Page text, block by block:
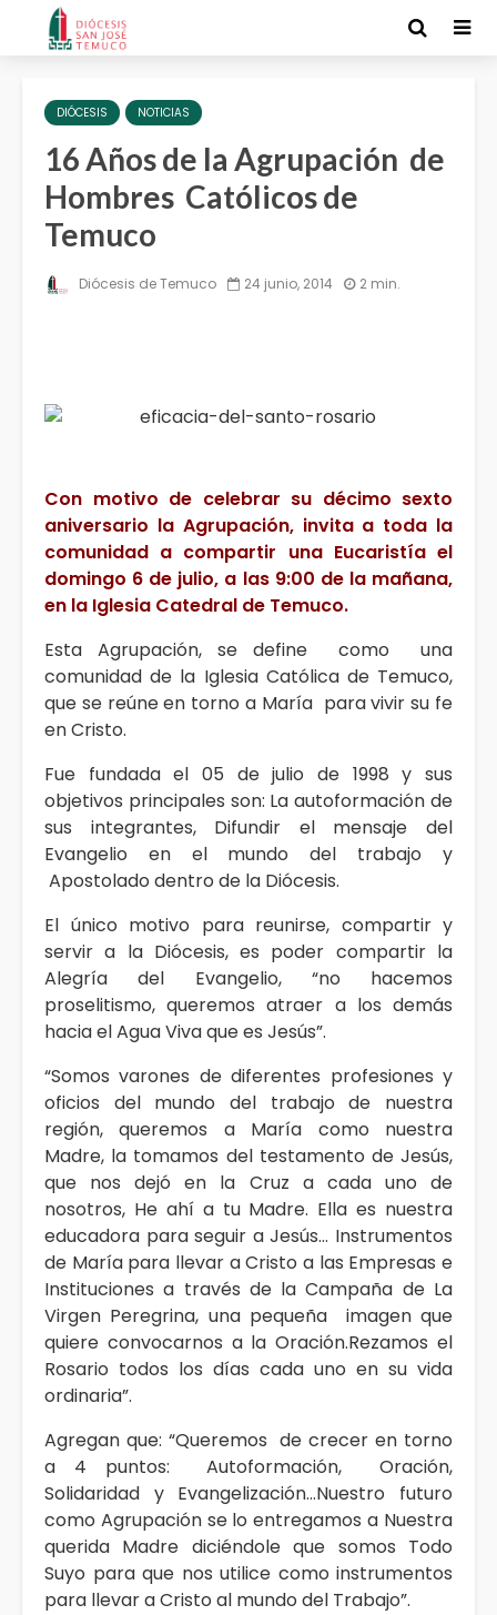
DIÓCESIS NOTICIAS
16 Años de la Agrupación de
Hombres Católicos de
Temuco
Diócesis de Temuco 24 junio, 2014 2 min.
Con motivo de celebrar su décimo sexto
aniversario la Agrupación, invita a toda la
comunidad a compartir una Eucaristía el
domingo 6 de julio, a las 9:00 de la mañana,
en la Iglesia Catedral de Temuco.
Esta Agrupación, se define como una
comunidad de la Iglesia Católica de Temuco,
que se reúne en torno a María para vivir su fe
en Cristo.
Fue fundada el 05 de julio de 1998 y sus
objetivos principales son: La autoformación de
sus integrantes, Difundir el mensaje del
Evangelio en el mundo del trabajo y
Apostolado dentro de la Diócesis.
El único motivo para reunirse, compartir y
servir a la Diócesis, es poder compartir la
Alegría del Evangelio, “no hacemos
proselitismo, queremos atraer a los demás
hacia el Agua Viva que es Jesús”.
“Somos varones de diferentes profesiones y
oficios del mundo del trabajo de nuestra
región, queremos a María como nuestra
Madre, la tomamos del testamento de Jesús,
que nos dejó en la Cruz a cada uno de
nosotros, He ahí a tu Madre. Ella es nuestra
educadora para seguir a Jesús… Instrumentos
de María para llevar a Cristo a las Empresas e
Instituciones a través de la Campaña de La
Virgen Peregrina, una pequeña imagen que
quiere convocarnos a la Oración.Rezamos el
Rosario todos los días cada uno en su vida
ordinaria”.
Agregan que: “Queremos de crecer en torno
a 4 puntos: Autoformación, Oración,
Solidaridad y Evangelización…Nuestro futuro
como Agrupación se lo entregamos a Nuestra
querida Madre diciéndole que somos Todo
Suyo para que nos utilice como instrumentos
para llevar a Cristo al mundo del Trabajo”.